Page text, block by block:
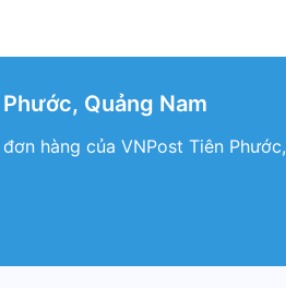
Quảng Nam
hàng của VNPost Tiên Phước,